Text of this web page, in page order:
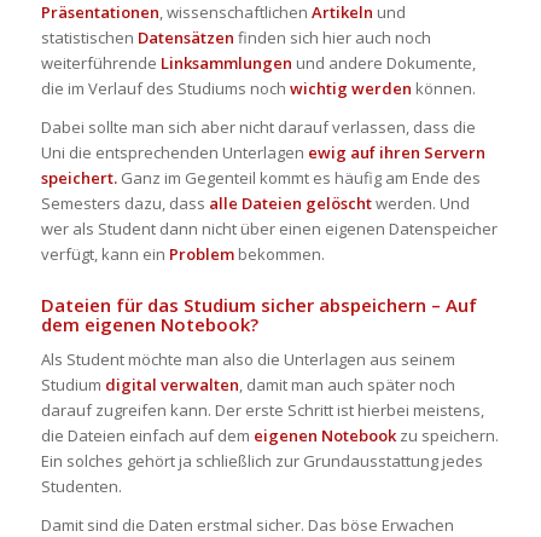
Präsentationen, wissenschaftlichen Artikeln und
statistischen Datensätzen finden sich hier auch noch
weiterführende Linksammlungen und andere Dokumente,
die im Verlauf des Studiums noch wichtig werden können.
Dabei sollte man sich aber nicht darauf verlassen, dass die
Uni die entsprechenden Unterlagen ewig auf ihren Servern
speichert.Ganz im Gegenteil kommt es häufig am Ende des
Semesters dazu, dass alle Dateien gelöschtwerden. Und
wer als Student dann nicht über einen eigenen Datenspeicher
verfügt, kann ein Problembekommen.
Dateien für das Studium sicher abspeichern – Auf
dem eigenen Notebook?
Als Student möchte man also die Unterlagen aus seinem
Studium digital verwalten, damit man auch später noch
darauf zugreifen kann. Der erste Schritt ist hierbei meistens,
die Dateien einfach auf dem eigenen Notebookzu speichern.
Ein solches gehört ja schließlich zur Grundausstattung jedes
Studenten.
Damit sind die Daten erstmal sicher. Das böse Erwachen